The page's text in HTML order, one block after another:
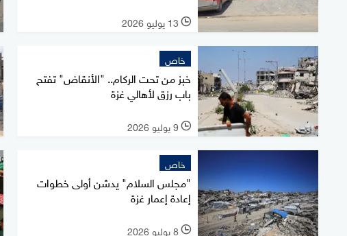
l 13 يوليو 2026
خاص
خبز من تحت الركام.. "الأنقاض" تفتح
باب رزق لأهالي غزة
l 9 يوليو 2026
خاص
"مجلس السلام" يدشن أولى خطوات
إعادة إعمار غزة
l 8 يوليو 2026